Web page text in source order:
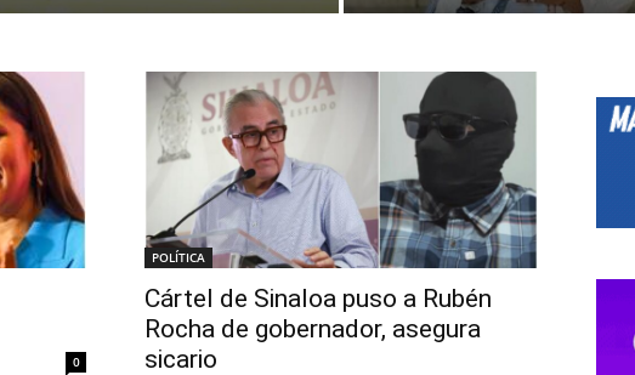
0
POLÍTICA
Cártel de Sinaloa puso a Rubén
Rocha de gobernador, asegura
sicario